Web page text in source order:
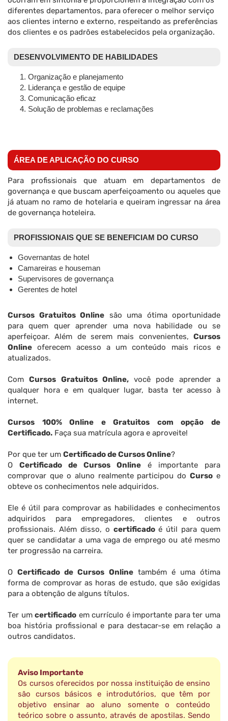
diferentes departamentos, para oferecer o melhor serviço
aos clientes interno e externo, respeitando as preferências
dos clientes e os padrões estabelecidos pela organização.
DESENVOLVIMENTO DE HABILIDADES
Organização e planejamento
Liderança e gestão de equipe
Comunicação eficaz
Solução de problemas e reclamações
ÁREA DE APLICAÇÃO DO CURSO
Para profissionais que atuam em departamentos de
governança e que buscam aperfeiçoamento ou aqueles que
já atuam no ramo de hotelaria e queiram ingressar na área
de governança hoteleira.
PROFISSIONAIS QUE SE BENEFICIAM DO CURSO
Governantas de hotel
Camareiras e houseman
Supervisores de governança
Gerentes de hotel
Cursos Gratuitos Online são uma ótima oportunidade
para quem quer aprender uma nova habilidade ou se
aperfeiçoar. Além de serem mais convenientes, Cursos
Online oferecem acesso a um conteúdo mais ricos e
atualizados.
ComCursos Gratuitos Online,você pode aprender a
qualquer hora e em qualquer lugar, basta ter acesso à
internet.
Cursos 100% Online e Gratuitos com opção de
Certificado. Faça sua matrícula agora e aproveite!
Por que ter um Certificado de Cursos Online?
O Certificado de Cursos Online é importante para
comprovar que o aluno realmente participou doCurso e
obteve os conhecimentos nele adquiridos.
Ele é útil para comprovar as habilidades e conhecimentos
adquiridos para empregadores, clientes e outros
profissionais. Além disso, o certificadoé útil para quem
quer se candidatar a uma vaga de emprego ou até mesmo
ter progressão na carreira.
OCertificado de Cursos Onlinetambém é uma ótima
forma de comprovar as horas de estudo, que são exigidas
para a obtenção de alguns títulos.
Ter umcertificado em currículo é importante para ter uma
boa história profissional e para destacar-se em relação a
outros candidatos.
Aviso Importante
Os cursos oferecidos por nossa instituição de ensino
são cursos básicos e introdutórios, que têm por
objetivo ensinar ao aluno somente o conteúdo
teórico sobre o assunto, através de apostilas. Sendo